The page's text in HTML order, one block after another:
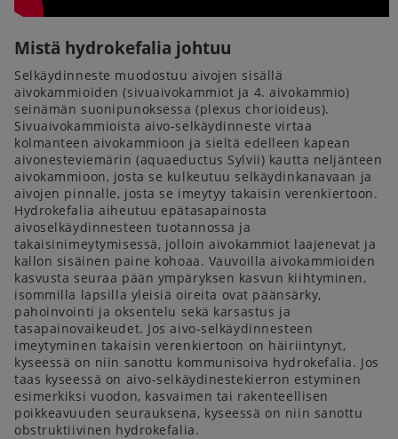
Mistä hydrokefalia johtuu
Selkäydinneste muodostuu aivojen sisällä
aivokammioiden (sivuaivokammiot ja 4. aivokammio)
seinämän suonipunoksessa (plexus chorioideus).
Sivuaivokammioista aivo-selkäydinneste virtaa
kolmanteen aivokammioon ja sieltä edelleen kapean
aivonesteviemärin (aquaeductus Sylvii) kautta neljänteen
aivokammioon, josta se kulkeutuu selkäydinkanavaan ja
aivojen pinnalle, josta se imeytyy takaisin verenkiertoon.
Hydrokefalia aiheutuu epätasapainosta
aivoselkäydinnesteen tuotannossa ja
takaisinimeytymisessä, jolloin aivokammiot laajenevat ja
kallon sisäinen paine kohoaa. Vauvoilla aivokammioiden
kasvusta seuraa pään ympäryksen kasvun kiihtyminen,
isommilla lapsilla yleisiä oireita ovat päänsärky,
pahoinvointi ja oksentelu sekä karsastus ja
tasapainovaikeudet. Jos aivo-selkäydinnesteen
imeytyminen takaisin verenkiertoon on häiriintynyt,
kyseessä on niin sanottu kommunisoiva hydrokefalia. Jos
taas kyseessä on aivo-selkäydinestekierron estyminen
esimerkiksi vuodon, kasvaimen tai rakenteellisen
poikkeavuuden seurauksena, kyseessä on niin sanottu
obstruktiivinen hydrokefalia.